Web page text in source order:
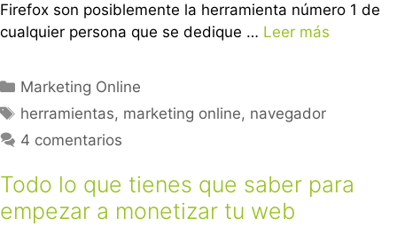
Firefox son posiblemente la herramienta número 1 de
cualquier persona que se dedique … Leer más
Marketing Online
herramientas, marketing online, navegador
4 comentarios
Todo lo que tienes que saber para
empezar a monetizar tu web